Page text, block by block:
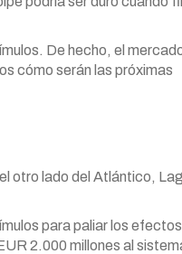
De hecho, el
cómo serán las próximas
otro lado del Atlántico,
para paliar los
2.000 millones al